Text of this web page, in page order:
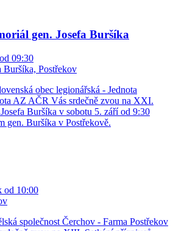
gen. Josefa Buršíka
09:30
Buršíka, Postřekov
obec legionářská - Jednota
AZ AČR Vás srdečně zvou na XXI.
Buršíka v sobotu 5. září od 9:30
gen. Buršíka v Postřekově.
od 10:00
společnost Čerchov - Farma Postřekov